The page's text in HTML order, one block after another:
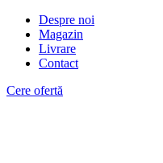
Despre noi
Magazin
Livrare
Contact
Cere ofertă